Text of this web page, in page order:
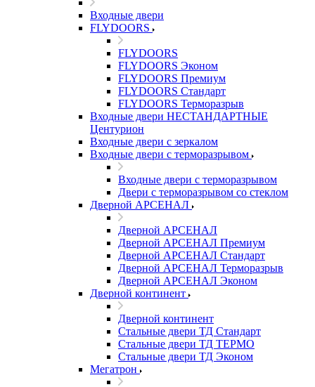
Входные двери
FLYDOORS
FLYDOORS
FLYDOORS Эконом
FLYDOORS Премиум
FLYDOORS Стандарт
FLYDOORS Терморазрыв
Входные двери НЕСТАНДАРТНЫЕ
Центурион
Входные двери с зеркалом
Входные двери с терморазрывом
Входные двери с терморазрывом
Двери с терморазрывом со стеклом
Дверной АРСЕНАЛ
Дверной АРСЕНАЛ
Дверной АРСЕНАЛ Премиум
Дверной АРСЕНАЛ Стандарт
Дверной АРСЕНАЛ Терморазрыв
Дверной АРСЕНАЛ Эконом
Дверной континент
Дверной континент
Стальные двери ТД Стандарт
Стальные двери ТД ТЕРМО
Стальные двери ТД Эконом
Мегатрон